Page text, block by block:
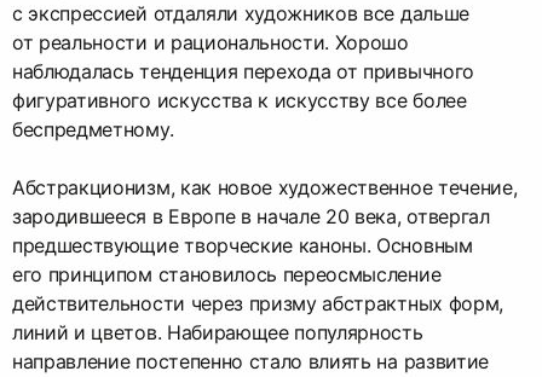
с экспрессией отдаляли художников все дальше
от реальности и рациональности. Хорошо
наблюдалась тенденция перехода от привычного
фигуративного искусства к искусству все более
беспредметному.
Абстракционизм, как новое художественное течение,
зародившееся в Европе в начале 20 века, отвергал
предшествующие творческие каноны. Основным
его принципом становилось переосмысление
действительности через призму абстрактных форм,
линий и цветов. Набирающее популярность
направление постепенно стало влиять на развитие